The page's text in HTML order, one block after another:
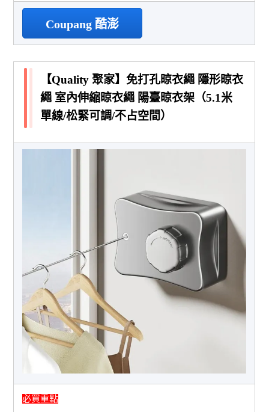
Coupang 酷澎
【Quality 聚家】免打孔晾衣繩 隱形晾衣
繩 室內伸縮晾衣繩 陽臺晾衣架（5.1米
單線/松緊可調/不占空間）
必買重點